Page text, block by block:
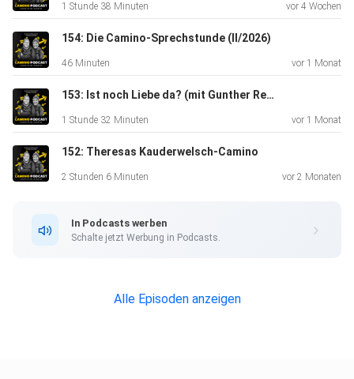
########
Hier könnt Ihr das Camino-Podcast-Postkarten-Set
1 Stunde 38 Minuten vor 4 Wochen
154: Die Camino-Sprechstunde (II/2026)
46 Minuten vor 1 Monat
153: Ist noch Liebe da? (mit Gunther Reber)
1 Stunde 32 Minuten vor 1 Monat
152: Theresas Kauderwelsch-Camino
2 Stunden 6 Minuten vor 2 Monaten
In Podcasts werben
Schalte jetzt Werbung in Podcasts.
Alle Episoden anzeigen